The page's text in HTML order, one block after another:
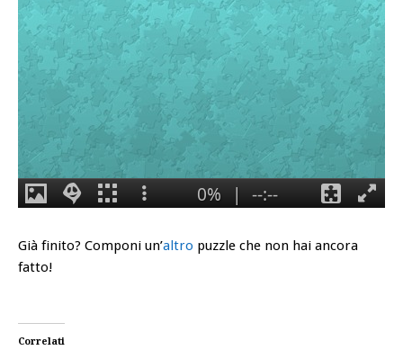
Già finito? Componi un’altro puzzle che non hai ancora
fatto!
Correlati